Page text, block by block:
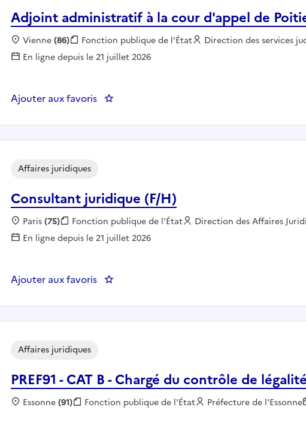
Adjoint administratif à la cour d'appel de
Localisation :
Vienne(86) Fonction publique :
Fonction publique de l'État Employeur :
Direction des services
En ligne depuis le 21 juillet 2026
Ajouter aux favoris : Adjoint administratif à la cour d'appel de
Consultant juridique (F/H)
Affaires juridiques
Localisation :
Paris(75) Fonction publique :
Fonction publique de l'État Employeur :
Direction des Affaires
En ligne depuis le 21 juillet 2026
Ajouter aux favoris : Consultant juridique (F/H)
PREF91 - CAT B - Chargé du contrôle de
Affaires juridiques
Localisation :
Essonne(91) Fonction publique :
Fonction publique de l'État Employeur :
Préfecture de l'Essonne